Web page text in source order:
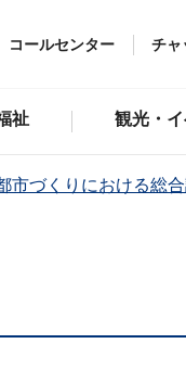
コールセンター チャ
祉 観光・
市づくりにおける総